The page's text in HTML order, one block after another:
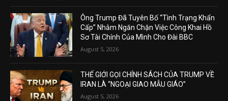
Ông Trump Đã Tuyên Bố “Tình Trạng Khẩn
Cấp” Nhằm Ngăn Chặn Việc Công Khai Hồ
Sơ Tài Chính Của Mình Cho Đài BBC
August 5, 2026
THẾ GIỚI GỌI CHÍNH SÁCH CỦA TRUMP VỀ
IRAN LÀ “NGOẠI GIAO MẪU GIÁO”
August 5, 2026